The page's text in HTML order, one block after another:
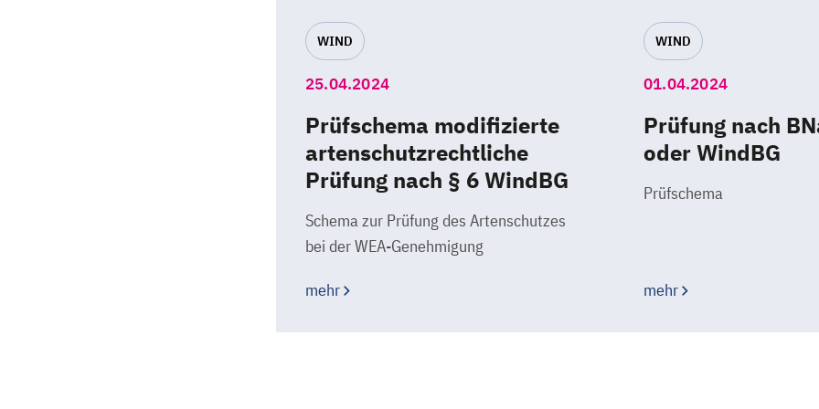
WIND
25.04.2024
Prüfschema modifizierte
artenschutzrechtliche
Prüfung nach § 6 WindBG
Schema zur Prüfung des Artenschutzes
bei der WEA-Genehmigung
mehr
WIND
01.04.2024
Prüfung nach
oder WindBG
Prüfschema
mehr